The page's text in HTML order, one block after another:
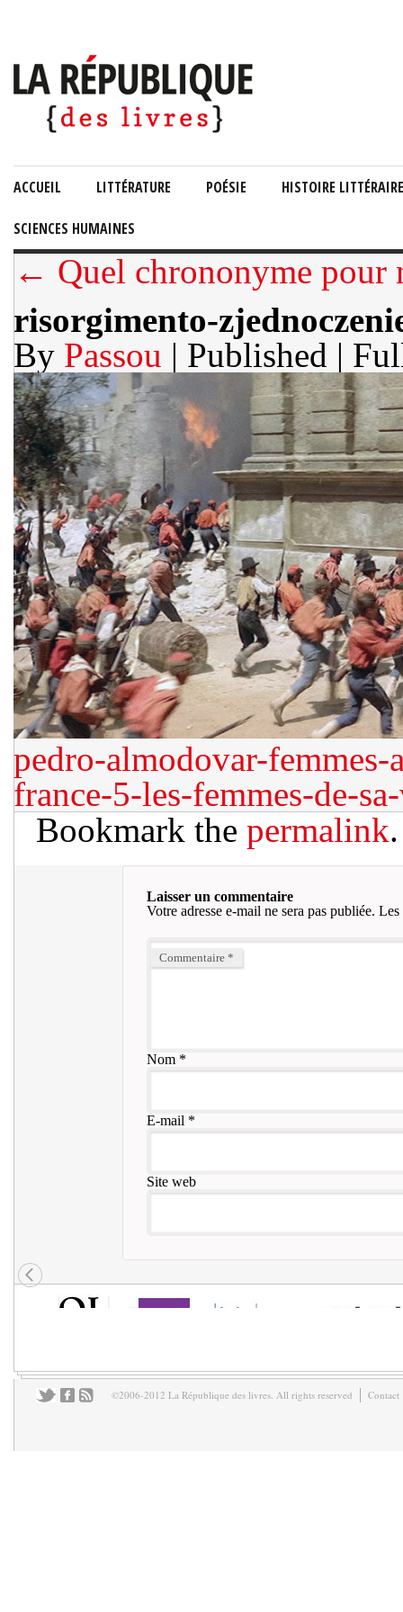
ACCUEIL LITTÉRATURE POÉSIE HISTOIRE LITTÉRAIRE
SCIENCES HUMAINES
← Quel chrononyme pour
risorgimento-
By Passou | Published |
pedro-almodovar-
france-5-les-femmes-de-
Bookmark the permalink.
Laisser un commentaire
Votre adresse e-mail ne sera pas publiée. Les
Commentaire *
Nom*
E-mail *
Site web
©2006-2012 La République des livres. All rights reserved Contact